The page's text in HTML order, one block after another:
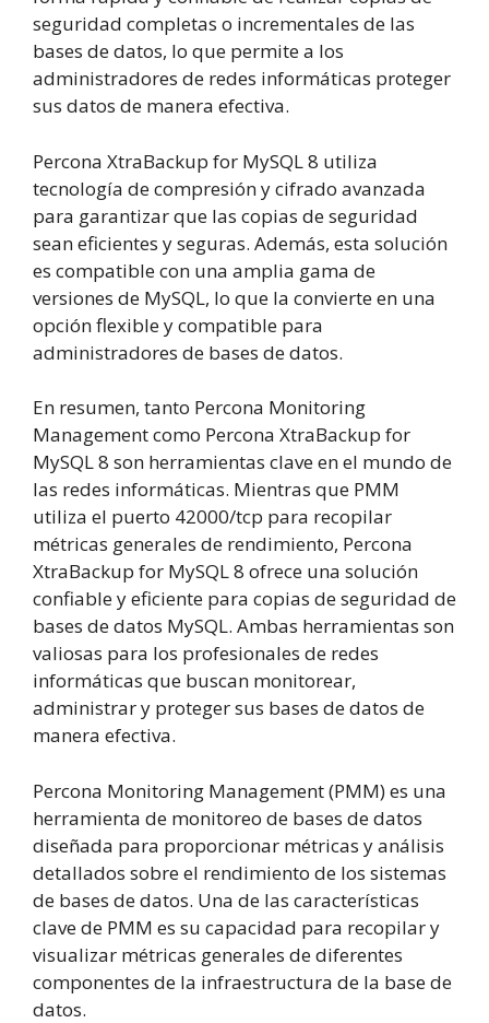
seguridad completas o incrementales de las
bases de datos, lo que permite a los
administradores de redes informáticas proteger
sus datos de manera efectiva.
Percona XtraBackup for MySQL 8 utiliza
tecnología de compresión y cifrado avanzada
para garantizar que las copias de seguridad
sean eficientes y seguras. Además, esta solución
es compatible con una amplia gama de
versiones de MySQL, lo que la convierte en una
opción flexible y compatible para
administradores de bases de datos.
En resumen, tanto Percona Monitoring
Management como Percona XtraBackup for
MySQL 8 son herramientas clave en el mundo de
las redes informáticas. Mientras que PMM
utiliza el puerto 42000/tcp para recopilar
métricas generales de rendimiento, Percona
XtraBackup for MySQL 8 ofrece una solución
confiable y eficiente para copias de seguridad de
bases de datos MySQL. Ambas herramientas son
valiosas para los profesionales de redes
informáticas que buscan monitorear,
administrar y proteger sus bases de datos de
manera efectiva.
Percona Monitoring Management (PMM) es una
herramienta de monitoreo de bases de datos
diseñada para proporcionar métricas y análisis
detallados sobre el rendimiento de los sistemas
de bases de datos. Una de las características
clave de PMM es su capacidad para recopilar y
visualizar métricas generales de diferentes
componentes de la infraestructura de la base de
datos.